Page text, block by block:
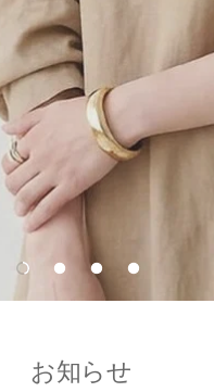
る／
素材・サイズ
。4つのサイズから選ぶだけ！
Bra 003
できるブラ
！／
レット
ブラ感覚ブラ
お知らせ